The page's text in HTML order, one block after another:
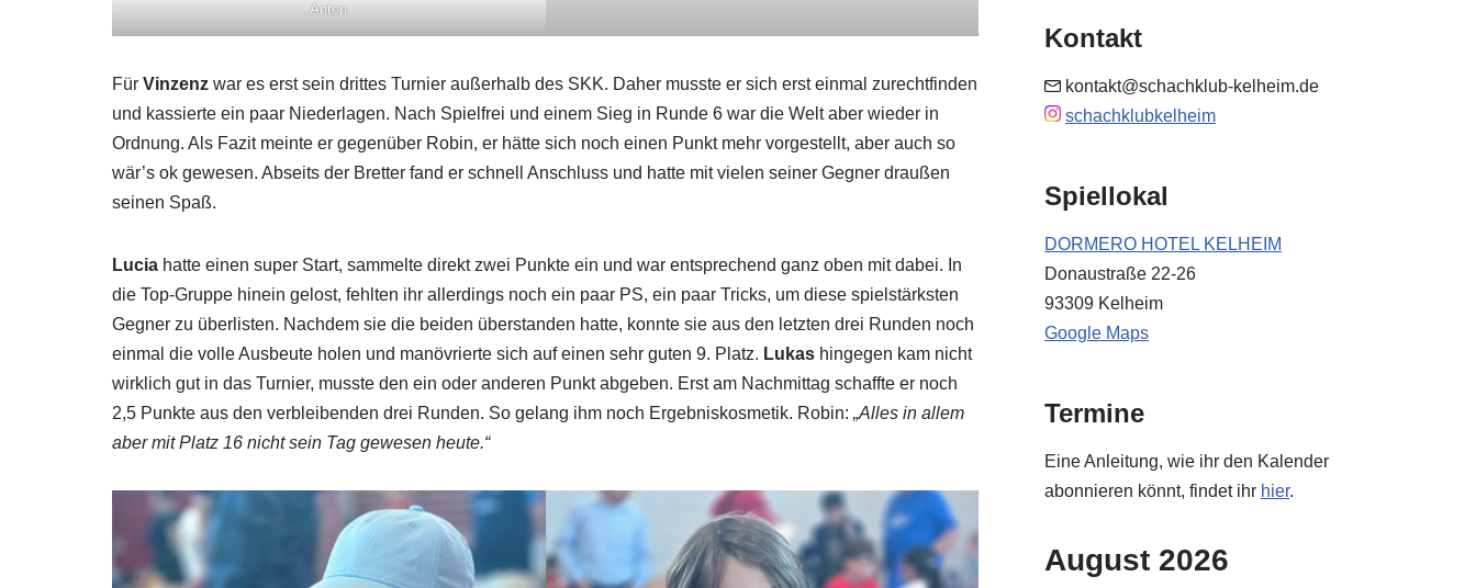
Anton
Für Vinzenz war es erst sein drittes Turnier außerhalb des SKK. Daher musste er sich erst einmal zurechtfinden
und kassierte ein paar Niederlagen. Nach Spielfrei und einem Sieg in Runde 6 war die Welt aber wieder in
Ordnung. Als Fazit meinte er gegenüber Robin, er hätte sich noch einen Punkt mehr vorgestellt, aber auch so
wär’s ok gewesen. Abseits der Bretter fand er schnell Anschluss und hatte mit vielen seiner Gegner draußen
seinen Spaß.
Lucia hatte einen super Start, sammelte direkt zwei Punkte ein und war entsprechend ganz oben mit dabei. In
die Top-Gruppe hinein gelost, fehlten ihr allerdings noch ein paar PS, ein paar Tricks, um diese spielstärksten
Gegner zu überlisten. Nachdem sie die beiden überstanden hatte, konnte sie aus den letzten drei Runden noch
einmal die volle Ausbeute holen und manövrierte sich auf einen sehr guten 9. Platz. Lukas hingegen kam nicht
wirklich gut in das Turnier, musste den ein oder anderen Punkt abgeben. Erst am Nachmittag schaffte er noch
2,5 Punkte aus den verbleibenden drei Runden. So gelang ihm noch Ergebniskosmetik. Robin: „Alles in allem
aber mit Platz 16 nicht sein Tag gewesen heute.“
Kontakt
kontakt@schachklub-kelheim.de
schachklubkelheim
Spiellokal
DORMERO HOTEL KELHEIM
Donaustraße 22-26
93309 Kelheim
Google Maps
Termine
Eine Anleitung, wie ihr den Kalender
abonnieren könnt, findet ihr hier.
August 2026